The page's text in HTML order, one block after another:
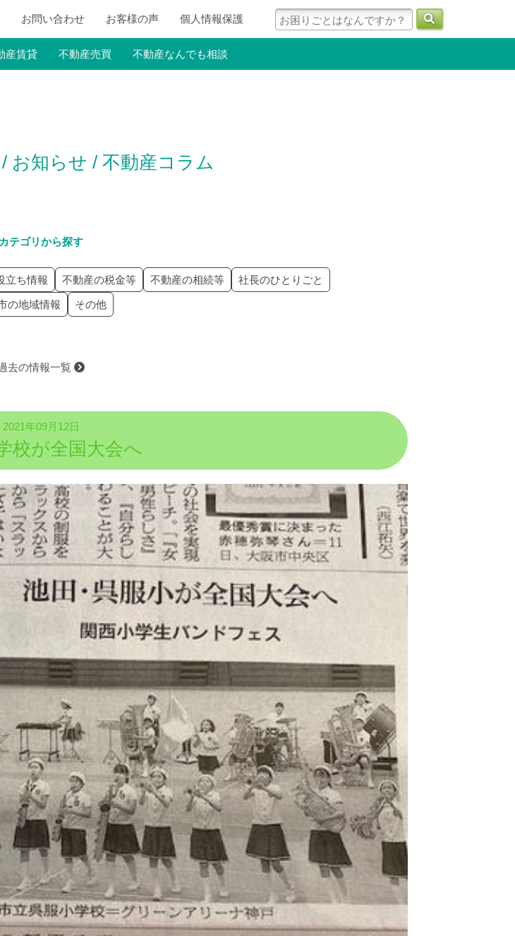
お問い合わせ お客様の声 個人情報保護
産賃貸 不動産売買 不動産なんでも相談
お知らせ / 不動産コラム
カテゴリから探す
立ち情報 不動産の税金等 不動産の相続等 社長のひとりごと
の地域情報 その他
去の情報一覧
2021年09月12日
校が全国大会へ